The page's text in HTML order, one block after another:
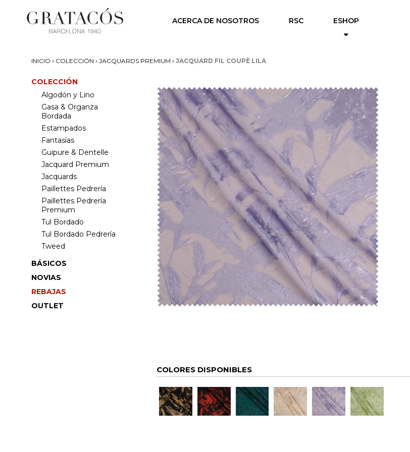
ACERCA DE NOSOTROS RSC ESHOP
INICIO › COLECCIÓN › JACQUARDS PREMIUM › JACQUARD FIL COUPÈ LILA
COLECCIÓN
Algodón y Lino
Gasa & Organza
Bordada
Estampados
Fantasías
Guipure & Dentelle
Jacquard Premium
Jacquards
Paillettes Pedrería
Paillettes Pedrería
Premium
Tul Bordado
Tul Bordado Pedrería
Tweed
BÁSICOS
NOVIAS
REBAJAS
OUTLET
COLORES DISPONIBLES